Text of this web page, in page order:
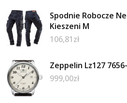
Spodnie Robocze
Kieszeni M
106,81zł
Zeppelin Lz127
999,00zł